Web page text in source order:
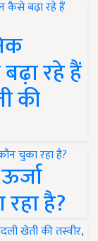
रहे हैं
की
है?